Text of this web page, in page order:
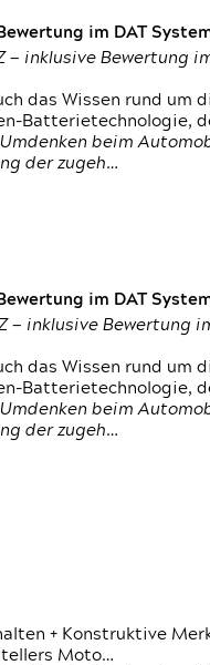
im DAT
inklusive Bewertung
das Wissen rund um
Batterietechnologie,
beim
der zugeh…
im DAT
— inklusive Bewertung
das Wissen rund um
Batterietechnologie,
beim
der zugeh…
+ Konstruktive
Moto…